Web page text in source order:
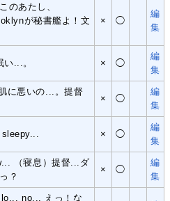
のあたし、
が秘書艦よ！文
× ◯
編
集
...。 × ◯
編
集
に悪いの...。提督
× ◯
編
集
× ◯
編
集
（寝息）提督...ダ
？
× ◯
編
集
no... えっ！な